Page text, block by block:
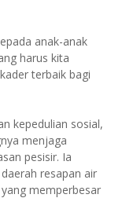
anak-anak
harus kita
terbaik bagi
kepedulian sosial,
menjaga
pesisir. Ia
resapan air
memperbesar